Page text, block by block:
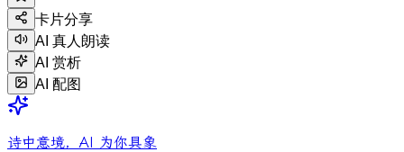
卡片分享
AI 真人朗读
AI 赏析
AI 配图
诗中意境，AI 为你具象